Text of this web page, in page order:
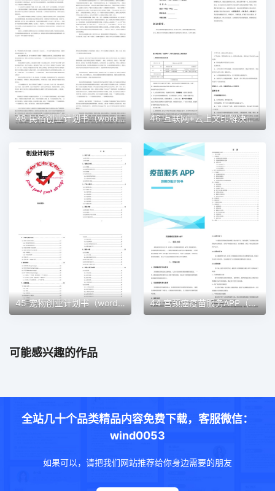
48 民宿创业计划书（word＋ppt配套）创业计划书word模板 46 互联网+云上文印解决方案创业计划书（word＋ppt配套）创业计划书word模板
45 宠物创业计划书（word＋ppt配套）创业计划书word模板 44 宫颈癌疫苗服务APP（word＋ppt配套）创业计划书word模板
可能感兴趣的作品
全站几十个品类精品内容免费下载，客服微信：
wind0053
如果可以，请把我们网站推荐给你身边需要的朋友